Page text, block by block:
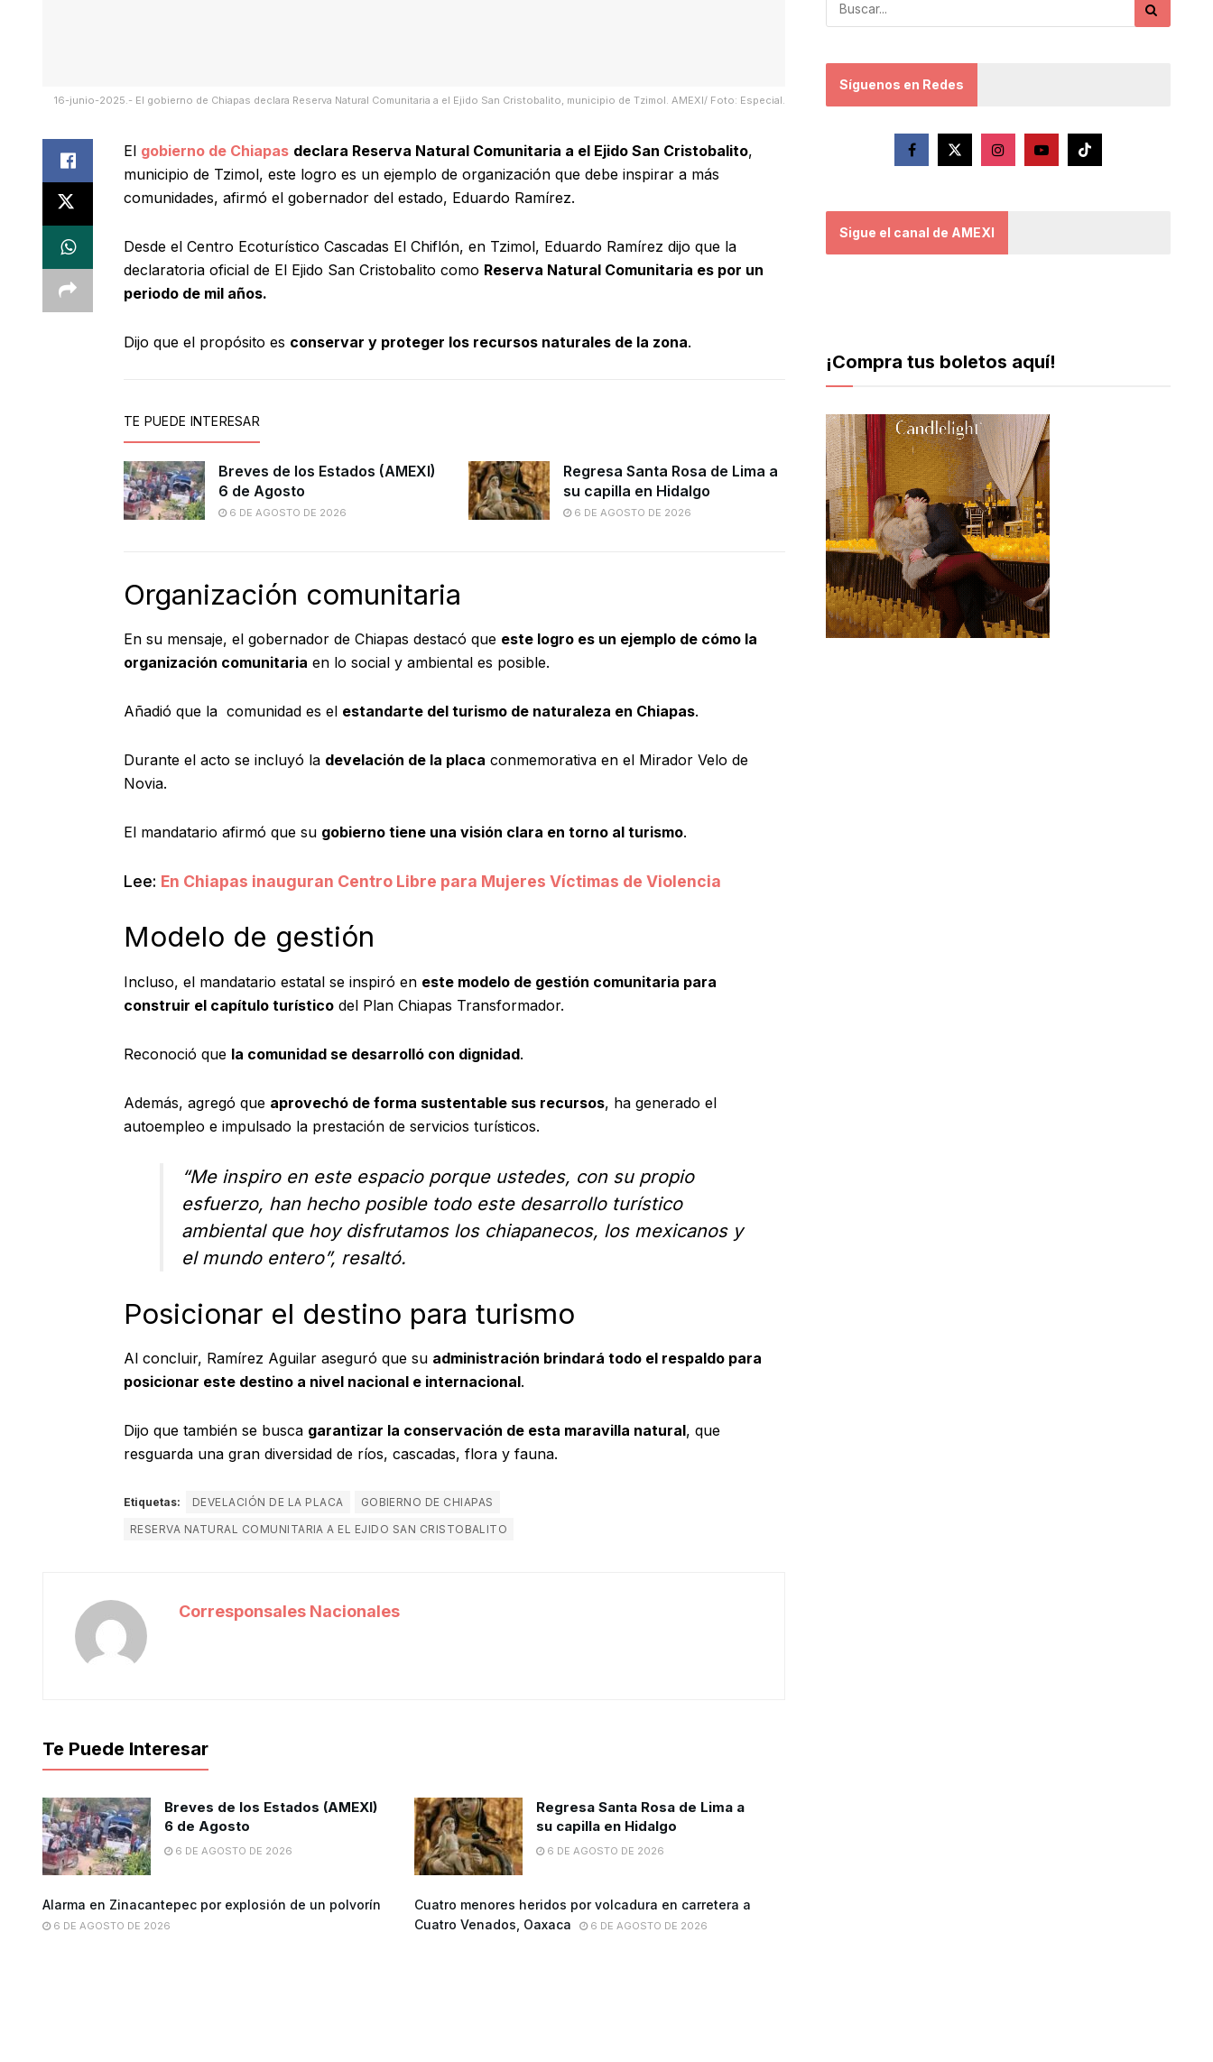
16-junio-2025.- El gobierno de Chiapas declara Reserva Natural Comunitaria a el Ejido San Cristobalito, municipio de Tzimol. AMEXI/ Foto: Especial.
El gobierno de Chiapas declara Reserva Natural Comunitaria a el Ejido San Cristobalito,
municipio de Tzimol, este logro es un ejemplo de organización que debe inspirar a más
comunidades, afirmó el gobernador del estado, Eduardo Ramírez.
Desde el Centro Ecoturístico Cascadas El Chiflón, en Tzimol, Eduardo Ramírez dijo que la
declaratoria oficial de El Ejido San Cristobalito como Reserva Natural Comunitaria es por un
periodo de mil años.
Dijo que el propósito es conservar y proteger los recursos naturales de la zona.
TE PUEDE INTERESAR
Breves de los Estados (AMEXI)
6 de Agosto
6 DE AGOSTO DE 2026
Regresa Santa Rosa de Lima a
su capilla en Hidalgo
6 DE AGOSTO DE 2026
Organización comunitaria
En su mensaje, el gobernador de Chiapas destacó que este logro es un ejemplo de cómo la
organización comunitaria en lo social y ambiental es posible.
Añadió que la comunidad es el estandarte del turismo de naturaleza en Chiapas.
Durante el acto se incluyó la develación de la placa conmemorativa en el Mirador Velo de
Novia.
El mandatario afirmó que su gobierno tiene una visión clara en torno al turismo.
Lee: En Chiapas inauguran Centro Libre para Mujeres Víctimas de Violencia
Modelo de gestión
Incluso, el mandatario estatal se inspiró en este modelo de gestión comunitaria para
construir el capítulo turístico del Plan Chiapas Transformador.
Reconoció que la comunidad se desarrolló con dignidad.
Además, agregó que aprovechó de forma sustentable sus recursos, ha generado el
autoempleo e impulsado la prestación de servicios turísticos.
“Me inspiro en este espacio porque ustedes, con su propio
esfuerzo, han hecho posible todo este desarrollo turístico
ambiental que hoy disfrutamos los chiapanecos, los mexicanos y
el mundo entero”, resaltó.
Posicionar el destino para turismo
Al concluir, Ramírez Aguilar aseguró que su administración brindará todo el respaldo para
posicionar este destino a nivel nacional e internacional.
Dijo que también se busca garantizar la conservación de esta maravilla natural, que
resguarda una gran diversidad de ríos, cascadas, flora y fauna.
Etiquetas: DEVELACIÓN DE LA PLACA
GOBIERNO DE CHIAPAS
RESERVA NATURAL COMUNITARIA A EL EJIDO SAN CRISTOBALITO
Corresponsales Nacionales
Te Puede Interesar
Breves de los Estados (AMEXI)
6 de Agosto
6 DE AGOSTO DE 2026
Regresa Santa Rosa de Lima a
su capilla en Hidalgo
6 DE AGOSTO DE 2026
Alarma en Zinacantepec por explosión de un polvorín
6 DE AGOSTO DE 2026
Cuatro menores heridos por volcadura en carretera a
Cuatro Venados, Oaxaca
6 DE AGOSTO DE 2026
Síguenos en Redes
Sigue el canal de AMEXI
¡Compra tus boletos aquí!